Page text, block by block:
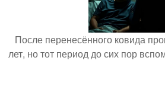
После перенесённого ковида
лет, но тот период до сих пор